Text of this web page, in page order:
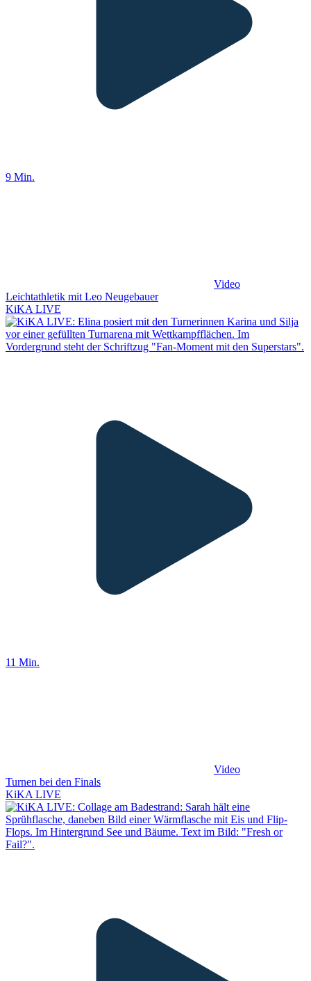
9 Min.
Video
Leichtathletik mit Leo Neugebauer
KiKA LIVE
11 Min.
Video
Turnen bei den Finals
KiKA LIVE